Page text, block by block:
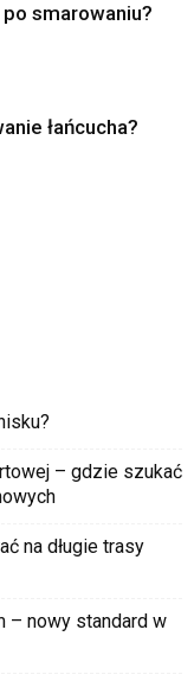
po smarowaniu?
łańcucha?
– gdzie szukać
na długie trasy
– nowy standard w